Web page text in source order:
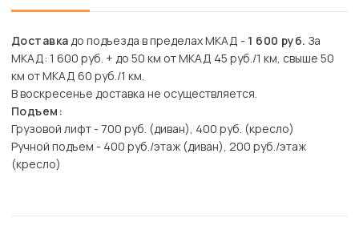
Доставкадо подъезда в пределах МКАД - 1 600 руб. За
МКАД: 1 600 руб. + до 50 км от МКАД 45 руб./1 км, свыше 50
км от МКАД 60 руб./1 км.
В воскресенье доставка не осуществляется.
Подъем:
Грузовой лифт - 700 руб. (диван), 400 руб. (кресло)
Ручной подъем - 400 руб./этаж (диван), 200 руб./этаж
(кресло)